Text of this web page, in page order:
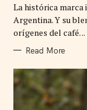
O
R
I
E
La histórica marca
Argentina. Y su
orígenes del café. ..
Read More